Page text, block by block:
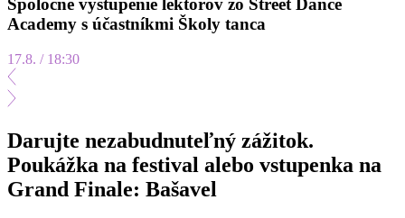
Spoločné vystúpenie lektorov zo Street Dance
Academy s účastníkmi Školy tanca
17.8. / 18:30
Darujte nezabudnuteľný zážitok.
Poukážka na festival alebo vstupenka na
Grand Finale: Bašavel